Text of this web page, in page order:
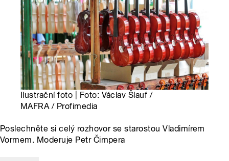
Ilustrační foto | Foto: Václav Šlauf /
MAFRA / Profimedia
Poslechněte si celý rozhovor se starostou Vladimírem
Vormem. Moderuje Petr Čimpera